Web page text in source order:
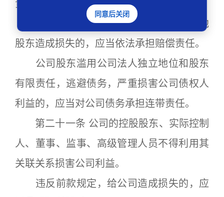
责任损害公司债权人的利益。
公司股东滥用股东权利给公司或者其他
股东造成损失的，应当依法承担赔偿责任。
公司股东滥用公司法人独立地位和股东
有限责任，逃避债务，严重损害公司债权人
利益的，应当对公司债务承担连带责任。
第二十一条 公司的控股股东、实际控制
人、董事、监事、高级管理人员不得利用其
关联关系损害公司利益。
违反前款规定，给公司造成损失的，应
同意后关闭